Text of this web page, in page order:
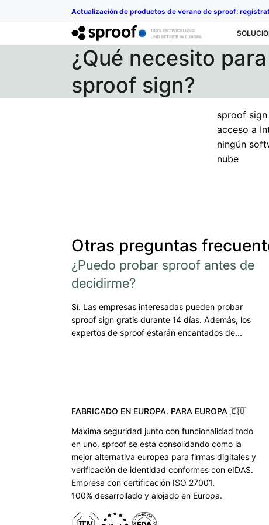
Actualización de productos de verano de sproof:
¿Qué necesito
sproof sign?
sproof sign
acceso a
ningún
nube
Otras preguntas
¿Puedo probar sproof antes de
decidirme?
Sí. Las empresas interesadas pueden probar
sproof sign gratis durante 14 días. Además, los
expertos de sproof estarán encantados de…
FABRICADO EN EUROPA. PARA EUROPA 🇪🇺
Máxima seguridad junto con funcionalidad todo
en uno. sproof se está consolidando como la
mejor alternativa europea para firmas digitales y
verificación de identidad conformes con eIDAS.
Empresa con certificación ISO 27001.
100% desarrollado y alojado en Europa.